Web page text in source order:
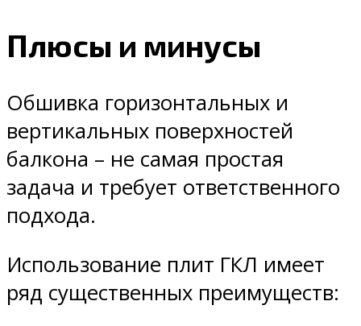
Плюсы и минусы
Обшивка горизонтальных и
вертикальных поверхностей
балкона – не самая простая
задача и требует ответственного
подхода.
Использование плит ГКЛ имеет
ряд существенных преимуществ: